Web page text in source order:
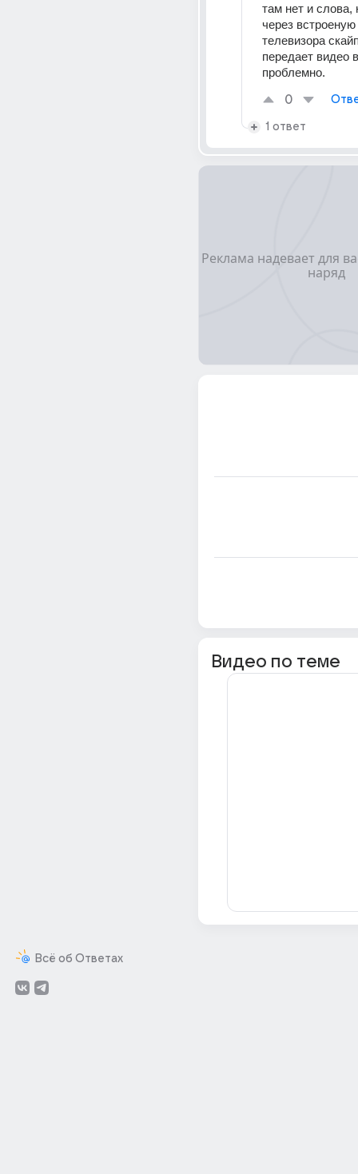
Всё об Ответах
там нет и слова,
через
телевизора
передает видео
проблемно.
0
1 ответ
Видео по теме